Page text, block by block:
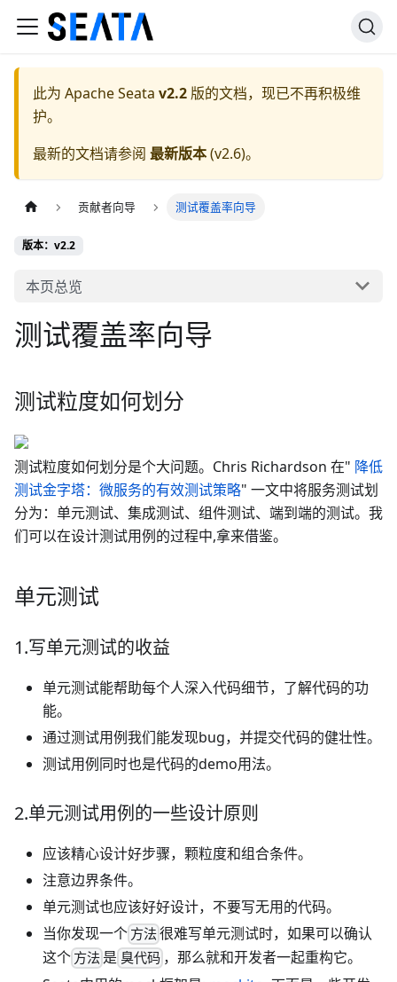
此为 Apache Seata v2.2 版的文档，现已不再积极维
护。
最新的文档请参阅 最新版本(v2.6)。
贡献者向导 测试覆盖率向导
版本：v2.2
本页总览
测试覆盖率向导
测试粒度如何划分
测试粒度如何划分是个大问题。Chris Richardson 在" 降低
测试金字塔：微服务的有效测试策略" 一文中将服务测试划
分为：单元测试、集成测试、组件测试、端到端的测试。我
们可以在设计测试用例的过程中,拿来借鉴。
单元测试
1.写单元测试的收益
单元测试能帮助每个人深入代码细节，了解代码的功
能。
通过测试用例我们能发现bug，并提交代码的健壮性。
测试用例同时也是代码的demo用法。
2.单元测试用例的一些设计原则
应该精心设计好步骤，颗粒度和组合条件。
注意边界条件。
单元测试也应该好好设计，不要写无用的代码。
当你发现一个 方法很难写单元测试时，如果可以确认
这个 方法 是 臭代码，那么就和开发者一起重构它。